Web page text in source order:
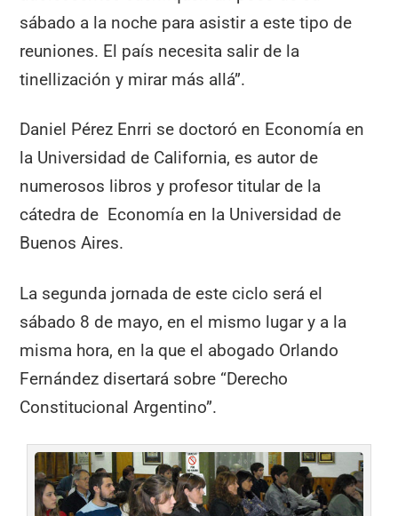
sábado a la noche para asistir a este tipo de
reuniones. El país necesita salir de la
tinellización y mirar más allá”.
Daniel Pérez Enrri se doctoró en Economía en
la Universidad de California, es autor de
numerosos libros y profesor titular de la
cátedra de Economía en la Universidad de
Buenos Aires.
La segunda jornada de este ciclo será el
sábado 8 de mayo, en el mismo lugar y a la
misma hora, en la que el abogado Orlando
Fernández disertará sobre “Derecho
Constitucional Argentino”.